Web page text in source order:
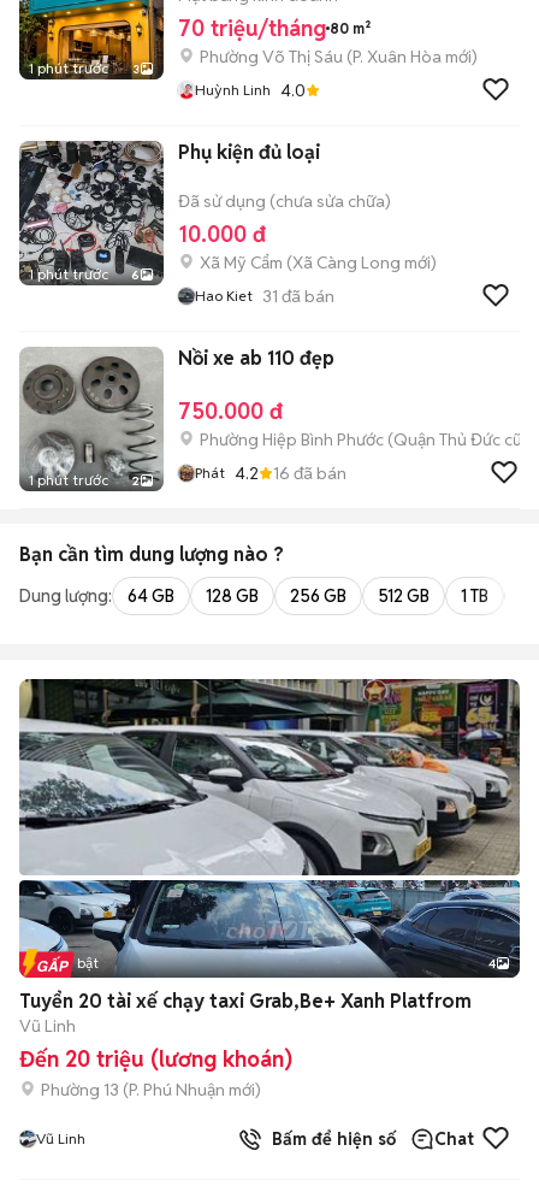
1 phút trước 3
70 triệu/tháng 80 m²
Phường Võ Thị Sáu (P. Xuân Hòa mới)
Huỳnh Linh 4.0
1 phút trước 6
Phụ kiện đủ loại
Đã sử dụng (chưa sửa chữa)
10.000 đ
Xã Mỹ Cẩm (Xã Càng Long mới)
Hao Kiet 31 đã bán
1 phút trước 2
Nồi xe ab 110 đẹp
750.000 đ
Phường Hiệp Bình Phước (Quận Thủ Đức cũ)
Phát 4.2 16 đã bán
Bạn cần tìm dung lượng nào ?
Dung lượng: 64 GB 128 GB 256 GB 512 GB 1 TB
Tin nổi bật 4
Tuyển 20 tài xế chạy taxi Grab,Be+ Xanh Platfrom
Vũ Linh
Đến 20 triệu (lương khoán)
Phường 13 (P. Phú Nhuận mới)
Vũ Linh Bấm để hiện số Chat